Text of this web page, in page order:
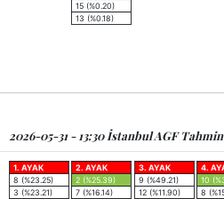
15 (%0.20)
13 (%0.18)
2026-05-31 - 13:30 İstanbul AGF Tahmin
1. AYAK
8 (%23.25)
3 (%23.21)
2. AYAK
2 (%25.39)
7 (%16.14)
3. AYAK
9 (%49.21)
12 (%11.90)
4.
10
8